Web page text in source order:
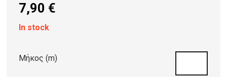
7,90 €
In stock
Μήκος (m)